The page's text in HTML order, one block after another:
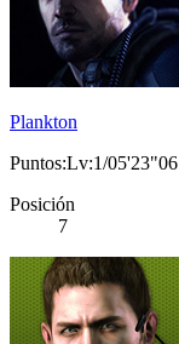
Plankton
Puntos:Lv:1/05'23"06
Posición
7